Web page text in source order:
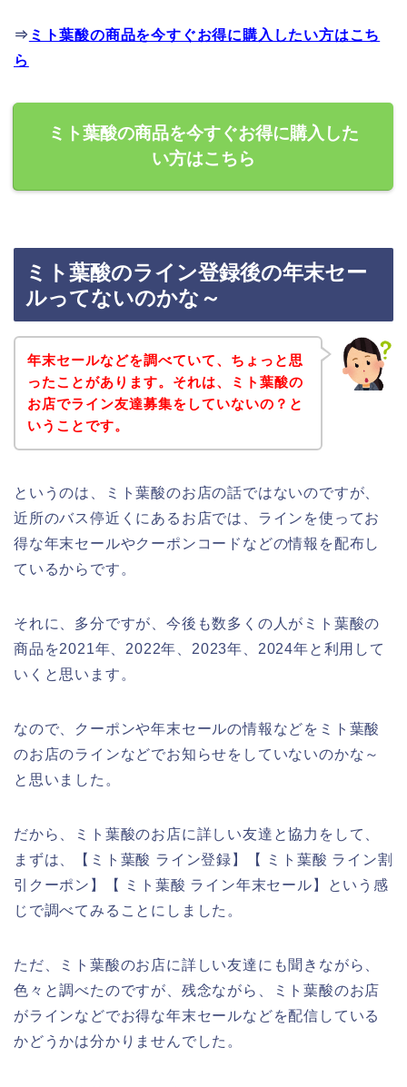
⇒ ミト葉酸の商品を今すぐお得に購入したい方はこち
ら
ミト葉酸の商品を今すぐお得に購入した
い方はこちら
ミト葉酸のライン登録後の年末セー
ルってないのかな～
年末セールなどを調べていて、ちょっと思
ったことがあります。それは、ミト葉酸の
お店でライン友達募集をしていないの？と
いうことです。
というのは、ミト葉酸のお店の話ではないのですが、
近所のバス停近くにあるお店では、ラインを使ってお
得な年末セールやクーポンコードなどの情報を配布し
ているからです。
それに、多分ですが、今後も数多くの人がミト葉酸の
商品を2021年、2022年、2023年、2024年と利用して
いくと思います。
なので、クーポンや年末セールの情報などをミト葉酸
のお店のラインなどでお知らせをしていないのかな～
と思いました。
だから、ミト葉酸のお店に詳しい友達と協力をして、
まずは、【ミト葉酸 ライン登録】【 ミト葉酸 ライン割
引クーポン】【 ミト葉酸 ライン年末セール】という感
じで調べてみることにしました。
ただ、ミト葉酸のお店に詳しい友達にも聞きながら、
色々と調べたのですが、残念ながら、ミト葉酸のお店
がラインなどでお得な年末セールなどを配信している
かどうかは分かりませんでした。